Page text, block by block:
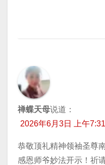
禅蝶天母说道：
2026年6月3日 上午7:31
恭敬顶礼精神领袖圣尊
感恩师爷妙法开示！祈